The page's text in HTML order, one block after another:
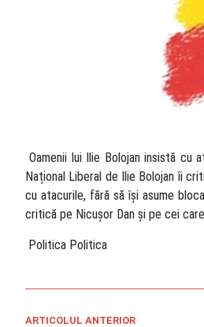
Oamenii lui Ilie Bolojan insistă
Național Liberal de Ilie Bolojan îi
cu atacurile, fără să își asume
critică pe Nicușor Dan și pe cei
​ Politica Politica
ARTICOLUL ANTERIOR